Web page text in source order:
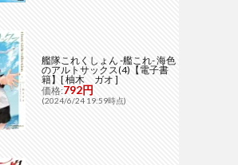
艦隊これくしょん -艦これ- 海色
のアルトサックス(4)【電子書
籍】[ 柚木 ガオ ]
価格:792円
(2024/6/24 19:59時点)